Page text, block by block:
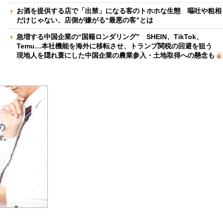
お酒を提供する店で「出禁」になる客のトホホな生態 嘔吐や粗相
だけじゃない、店側が嫌がる“最悪の客”とは
急増する中国企業の“国籍ロンダリング” SHEIN、TikTok、
Temu…本社機能を海外に移転させ、トランプ関税の回避を狙う
現地人を隠れ蓑にした中国企業の農業参入・土地取得への懸念も